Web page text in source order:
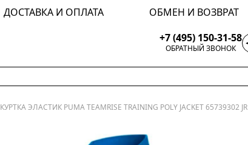
ДОСТАВКА И ОПЛАТА ОБМЕН И ВОЗВРАТ
+7 (495) 150-31-58
ОБРАТНЫЙ ЗВОНОК
КУРТКА ЭЛАСТИК PUMA TEAMRISE TRAINING POLY JACKET 65739302 JR